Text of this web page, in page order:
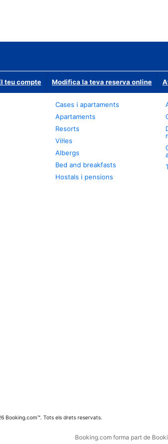
teu compte Modifica la teva reserva online
Cases i apartaments
Apartaments
Resorts
Vil·les
Albergs
Bed and breakfasts
Hostals i pensions
Booking.com™. Tots els drets reservats.
Booking.com forma part de